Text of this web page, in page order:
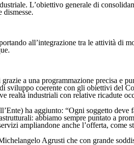
L’obiettivo generale di
all’integrazione tra le attività di
a una programmazione precisa e
coerente con gli obiettivi del
realtà industriali con relative ricadute
ha aggiunto: “Ogni soggetto deve
abbiamo sempre puntato a
ampliandone anche l’offerta, come
Agrusti che con grande